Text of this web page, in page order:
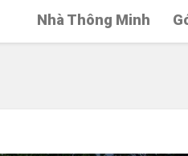
Nhà Thông Minh